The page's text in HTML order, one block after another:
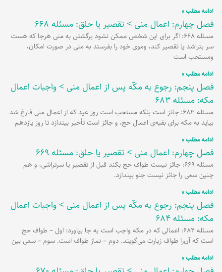
ادامه مطلب »
فصل چهارم: اعمال منی > تقصیر یا حلق: مسئله 668
مسئله 668: اگر برای این شخص ممکن نشود برگشتن به منی هرجا که هست
سر بتراشد یا تقصیر کند، وموی خود را بفرستد به منی در صورت امکان،
ومستحب است
ادامه مطلب »
فصل پنجم: رجوع به مکّه پس از اعمال منی > واجبات اعمال
مکه: مسئله 683
مسئله 683: جائز است بلکه مستحب است روز عید که از اعمال منی فارغ شد
بیاید به مکه برای بقیه‌ی اعمال حج، و جائز است تأخیر بیندازد تا روز یازدهم
ادامه مطلب »
فصل چهارم: اعمال منی > تقصیر یا حلق: مسئله 669
مسئله 669: جائز نیست طواف حج بکند قبل از تقصیر یا سرتراشی، و هم
چنین سعی را جائز نیست جلو بیندازد.
ادامه مطلب »
فصل پنجم: رجوع به مکّه پس از اعمال منی > واجبات اعمال
مکه: مسئله 684
مسئله 684: اعمالی که در مکه واجب است به جا بیاورد: اول – طواف حج
است که آن‌را طواف زیارت می‌گویند. دوم – نماز طواف است. سوم – سعی بین
ادامه مطلب »